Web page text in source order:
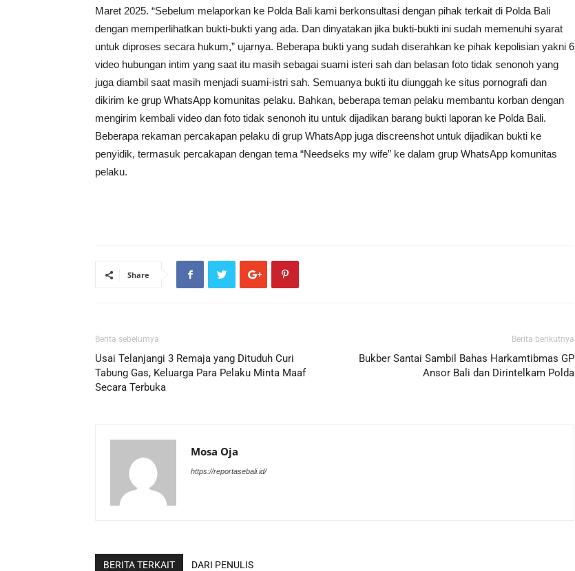
Maret 2025. “Sebelum melaporkan ke Polda Bali kami berkonsultasi dengan pihak terkait di Polda Bali
dengan memperlihatkan bukti-bukti yang ada. Dan dinyatakan jika bukti-bukti ini sudah memenuhi syarat
untuk diproses secara hukum,” ujarnya. Beberapa bukti yang sudah diserahkan ke pihak kepolisian yakni 6
video hubungan intim yang saat itu masih sebagai suami isteri sah dan belasan foto tidak senonoh yang
juga diambil saat masih menjadi suami-istri sah. Semuanya bukti itu diunggah ke situs pornografi dan
dikirim ke grup WhatsApp komunitas pelaku. Bahkan, beberapa teman pelaku membantu korban dengan
mengirim kembali video dan foto tidak senonoh itu untuk dijadikan barang bukti laporan ke Polda Bali.
Beberapa rekaman percakapan pelaku di grup WhatsApp juga discreenshot untuk dijadikan bukti ke
penyidik, termasuk percakapan dengan tema “Needseks my wife” ke dalam grup WhatsApp komunitas
pelaku.
Share
Berita sebelumya
Usai Telanjangi 3 Remaja yang Dituduh Curi
Tabung Gas, Keluarga Para Pelaku Minta Maaf
Secara Terbuka
Berita berikutnya
Bukber Santai Sambil Bahas Harkamtibmas GP
Ansor Bali dan Dirintelkam Polda
Mosa Oja
https://reportasebali.id/
BERITA TERKAIT DARI PENULIS